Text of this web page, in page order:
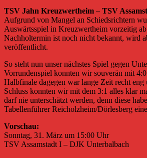
TSV Jahn Kreuzwertheim – TSV
Aufgrund von Mangel an Schiedsrichtern
Auswärtsspiel in Kreuzwertheim vorzeitig
Nachholtermin ist noch nicht bekannt, wird
veröffentlicht.
So steht nun unser nächstes Spiel gegen
Vorrundenspiel konnten wir souverän mit
Halbfinale dagegen war lange Zeit recht eng
Schluss konnten wir mit dem 3:1 alles klar
darf nie unterschätzt werden, denn diese
Tabellenführer Reicholzheim/Dörlesberg
Vorschau:
Sonntag, 31. März um 15:00 Uhr
TSV Assamstadt I – DJK Unterbalbach